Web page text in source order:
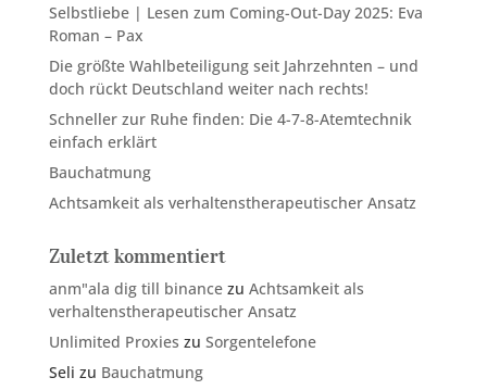
Selbstliebe | Lesen zum Coming-Out-Day 2025: Eva
Roman – Pax
Die größte Wahlbeteiligung seit Jahrzehnten – und
doch rückt Deutschland weiter nach rechts!
Schneller zur Ruhe finden: Die 4-7-8-Atemtechnik
einfach erklärt
Bauchatmung
Achtsamkeit als verhaltenstherapeutischer Ansatz
Zuletzt kommentiert
anm"ala dig till binancezu Achtsamkeit als
verhaltenstherapeutischer Ansatz
Unlimited Proxies zu Sorgentelefone
Seli zu Bauchatmung